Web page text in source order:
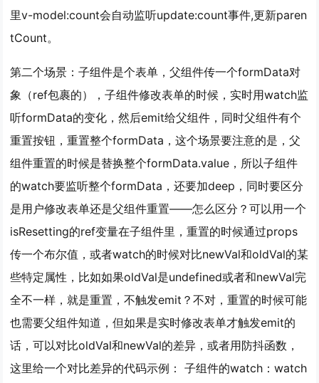
里v-model:count会自动监听update:count事件,更新paren
tCount。
第二个场景：子组件是个表单，父组件传一个formData对
象（ref包裹的），子组件修改表单的时候，实时用watch监
听formData的变化，然后emit给父组件，同时父组件有个
重置按钮，重置整个formData，这个场景要注意的是，父
组件重置的时候是替换整个formData.value，所以子组件
的watch要监听整个formData，还要加deep，同时要区分
是用户修改表单还是父组件重置——怎么区分？可以用一个
isResetting的ref变量在子组件里，重置的时候通过props
传一个布尔值，或者watch的时候对比newVal和oldVal的某
些特定属性，比如如果oldVal是undefined或者和newVal完
全不一样，就是重置，不触发emit？不对，重置的时候可能
也需要父组件知道，但如果是实时修改表单才触发emit的
话，可以对比oldVal和newVal的差异，或者用防抖函数，
这里给一个对比差异的代码示例： 子组件的watch：watch